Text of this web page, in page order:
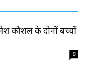
कौशल के दोनों बच्चों
0